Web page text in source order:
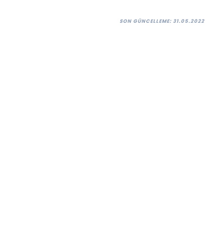
SON GÜNCELLEME: 31.05.2022